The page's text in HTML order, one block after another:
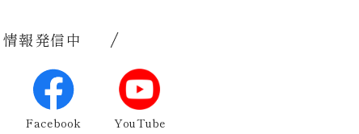
報発信中
Facebook YouTube